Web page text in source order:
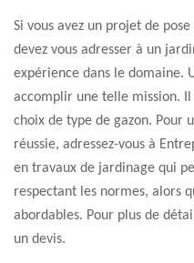
Si vous avez un projet de
devez vous adresser à un
expérience dans le domaine.
accomplir une telle mission.
choix de type de gazon. Pour
réussie, adressez-vous à
en travaux de jardinage qui
respectant les normes, alors
abordables. Pour plus de
un devis.